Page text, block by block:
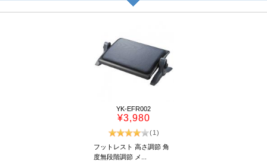
YK-EFR002
¥3,980
(1)
フットレスト 高さ調節 角
度無段階調節 メ...